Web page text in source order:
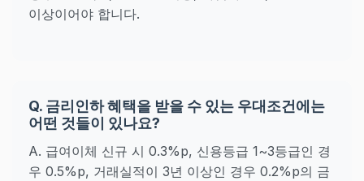
이상이어야 합니다.
Q. 금리인하 혜택을 받을 수 있는 우대조건에는
어떤 것들이 있나요?
A. 급여이체 신규 시 0.3%p, 신용등급 1~3등급인 경
우 0.5%p, 거래실적이 3년 이상인 경우 0.2%p의 금